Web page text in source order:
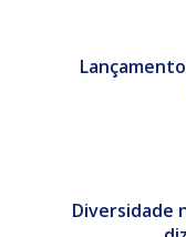
Diversidade